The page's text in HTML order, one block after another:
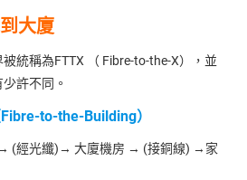
大廈
統稱為FTTX （ Fibre-to-the-X），並
許不同。
to-the-Building）
(經光纖)→ 大廈機房 → (接銅線) →家